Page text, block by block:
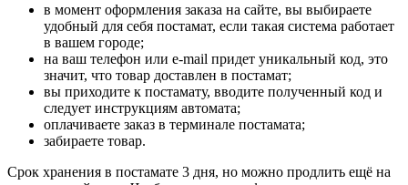
в момент оформления заказа на сайте, вы выбираете
удобный для себя постамат, если такая система работает
в вашем городе;
на ваш телефон или e-mail придет уникальный код, это
значит, что товар доставлен в постамат;
вы приходите к постамату, вводите полученный код и
следует инструкциям автомата;
оплачиваете заказ в терминале постамата;
забираете товар.
Срок хранения в постамате 3 дня, но можно продлить ещё на